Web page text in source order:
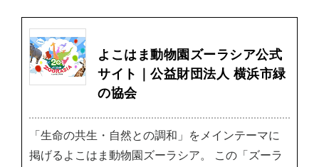
よこはま動物園ズーラシア公式
サイト｜公益財団法人 横浜市緑
の協会
「生命の共生・自然との調和」をメインテーマに
掲げるよこはま動物園ズーラシア。 この「ズーラ